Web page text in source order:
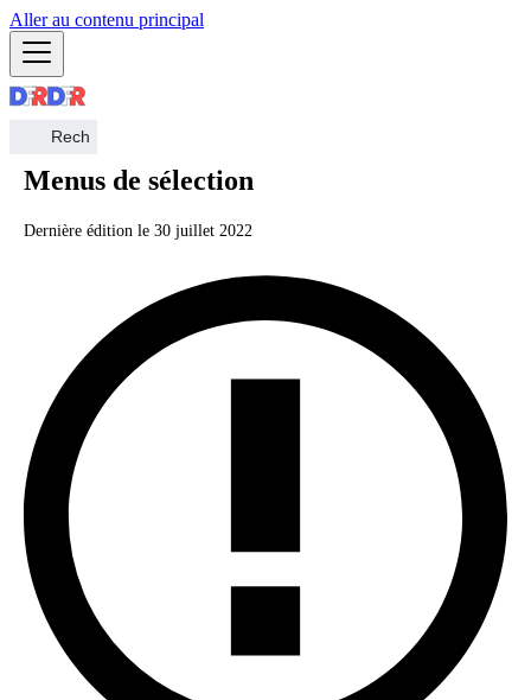
Aller au contenu principal
Menus de sélection
Dernière édition le 30 juillet 2022